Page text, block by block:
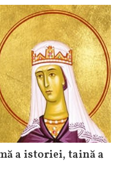
a istoriei, taină a